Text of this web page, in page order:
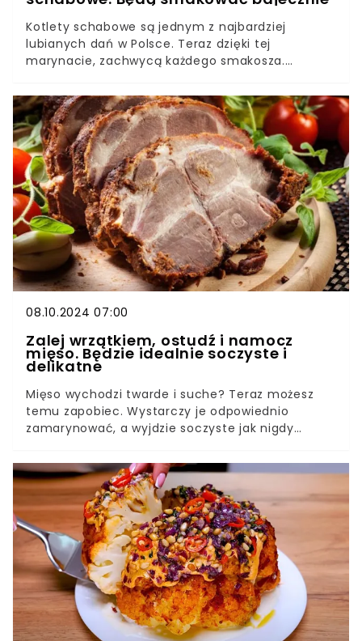
Kotlety schabowe są jednym z najbardziej
lubianych dań w Polsce. Teraz dzięki tej
marynacie, zachwycą każdego smakosza.
schabowe nie mają sobie równych. Nigdy takich
nie jadłeś.
08.10.2024 07:00
Zalej wrzątkiem, ostudź i namocz
mięso. Będzie idealnie soczyste i
delikatne
Mięso wychodzi twarde i suche? Teraz możesz
temu zapobiec. Wystarczy je odpowiednio
zamarynować, a wyjdzie soczyste jak nigdy
skuteczny.